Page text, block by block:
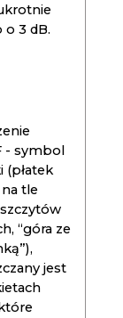
o 3 dB.
- symbol
(płatek
tle
“góra ze
jest